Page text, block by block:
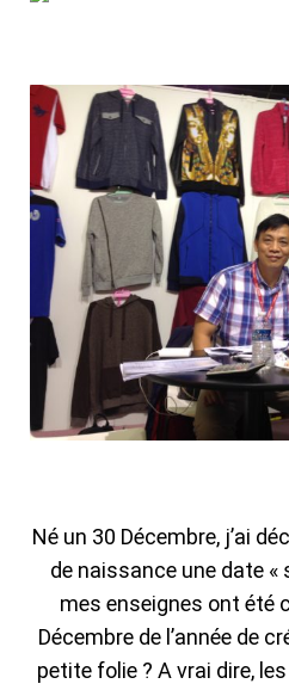
Né un 30 Décembre, j’ai
de naissance une date «
mes enseignes ont été
Décembre de l’année de
petite folie ? A vrai dire,